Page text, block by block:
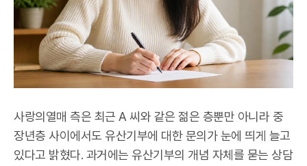
사랑의열매 측은 최근 A 씨와 같은 젊은 층뿐만 아니라 중
장년층 사이에서도 유산기부에 대한 문의가 눈에 띄게 늘고
있다고 밝혔다. 과거에는 유산기부의 개념 자체를 묻는 상담